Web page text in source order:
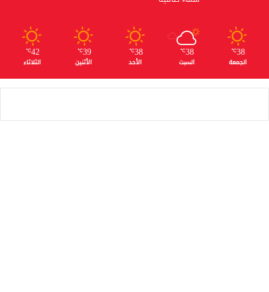
38
℃
الجمعة
38
℃
السبت
38
℃
الأحد
39
℃
الأثنين
42
℃
الثلاثاء